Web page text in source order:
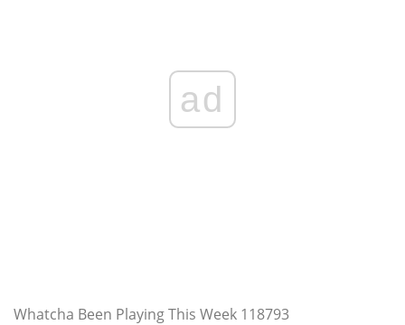
ad
Whatcha Been Playing This Week 118793